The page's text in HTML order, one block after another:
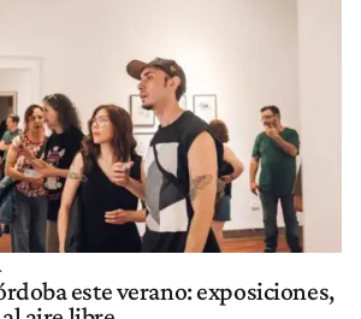
este verano: exposiciones,